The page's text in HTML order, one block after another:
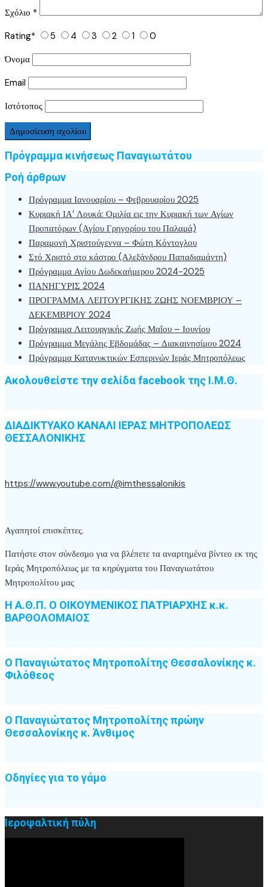
Σχόλιο *
Rating* 5 4 3 2 1
0
Όνομα
Email
Ιστότοπος
Πρόγραμμα κινήσεως Παναγιωτάτου
Ροή άρθρων
Πρόγραμμα Ιανουαρίου – Φεβρουαρίου 2025
Κυριακή ΙΑ’ Λουκά: Ομιλία εις την Κυριακή των Αγίων
Προπατόρων (Αγίου Γρηγορίου του Παλαμά)
Παραμονὴ Χριστούγεννα – Φώτη Κόντογλου
Στό Χριστό στο κάστρο (Αλεξάνδρου Παπαδιαμάντη)
Πρόγραμμα Αγίου Δωδεκαήμερου 2024-2025
ΠΑΝΗΓΥΡΙΣ 2024
ΠΡΟΓΡΑΜΜΑ ΛΕΙΤΟΥΡΓΙΚΗΣ ΖΩΗΣ ΝΟΕΜΒΡΙΟΥ –
ΔΕΚΕΜΒΡΙΟΥ 2024
Πρόγραμμα Λειτουργικής Ζωής Μαΐου – Ιουνίου
Πρόγραμμα Μεγάλης Εβδομάδας – Διακαινησίμου 2024
Πρόγραμμα Κατανυκτικών Εσπερινών Ιεράς Μητροπόλεως
Ακολουθείστε την σελίδα facebook της Ι.Μ.Θ.
ΔΙΑΔΙΚΤΥΑΚΟ ΚΑΝΑΛΙ ΙΕΡΑΣ ΜΗΤΡΟΠΟΛΕΩΣ
ΘΕΣΣΑΛΟΝΙΚΗΣ
https://www.youtube.com/@imthessalonikis
Αγαπητοί επισκέπτες.
Πατήστε στον σύνδεσμο για να βλέπετε τα αναρτημένα βίντεο εκ της
Ιεράς Μητροπόλεως με τα κηρύγματα του Παναγιωτάτου
Μητροπολίτου μας
Η Α.Θ.Π. Ο ΟΙΚΟΥΜΕΝΙΚΟΣ ΠΑΤΡΙΑΡΧΗΣ κ.κ.
ΒΑΡΘΟΛΟΜΑΙΟΣ
Ο Παναγιώτατος Μητροπολίτης Θεσσαλονίκης κ.
Φιλόθεος
Ο Παναγιώτατος Μητροπολίτης πρώην
Θεσσαλονίκης κ. Άνθιμος
Οδηγίες για το γάμο
Ιεροψαλτική πύλη